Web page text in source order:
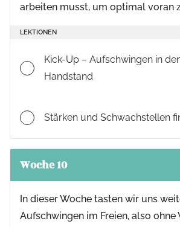
arbeiten musst, um optimal voran
LEKTIONEN
Kick-Up – Aufschwingen in
Handstand
Stärken und Schwachstellen
Woche 10
In dieser Woche tasten wir uns
Aufschwingen im Freien, also ohne